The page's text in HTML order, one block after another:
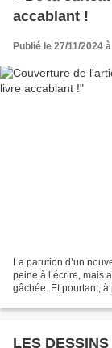
accablant !
Publié le 27/11/2024
La parution d’un
peine à l’écrire, mais
gâchée. Et pourtant,
LES